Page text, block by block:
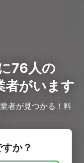
76人の
者がいます
者が見つかる！料
か？